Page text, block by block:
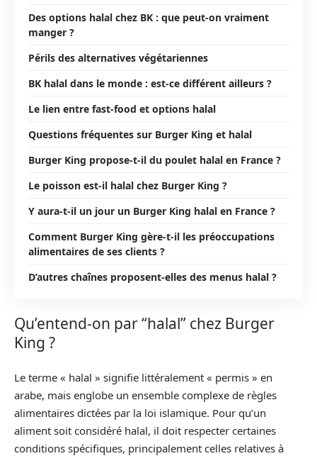
Des options halal chez BK : que peut-on vraiment
manger ?
Périls des alternatives végétariennes
BK halal dans le monde : est-ce différent ailleurs ?
Le lien entre fast-food et options halal
Questions fréquentes sur Burger King et halal
Burger King propose-t-il du poulet halal en France ?
Le poisson est-il halal chez Burger King ?
Y aura-t-il un jour un Burger King halal en France ?
Comment Burger King gère-t-il les préoccupations
alimentaires de ses clients ?
D’autres chaînes proposent-elles des menus halal ?
Qu’entend-on par “halal” chez Burger
King ?
Le terme « halal » signifie littéralement « permis » en
arabe, mais englobe un ensemble complexe de règles
alimentaires dictées par la loi islamique. Pour qu’un
aliment soit considéré halal, il doit respecter certaines
conditions spécifiques, principalement celles relatives à